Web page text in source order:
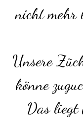
nicht mehr
Unsere
könne
Das liegt